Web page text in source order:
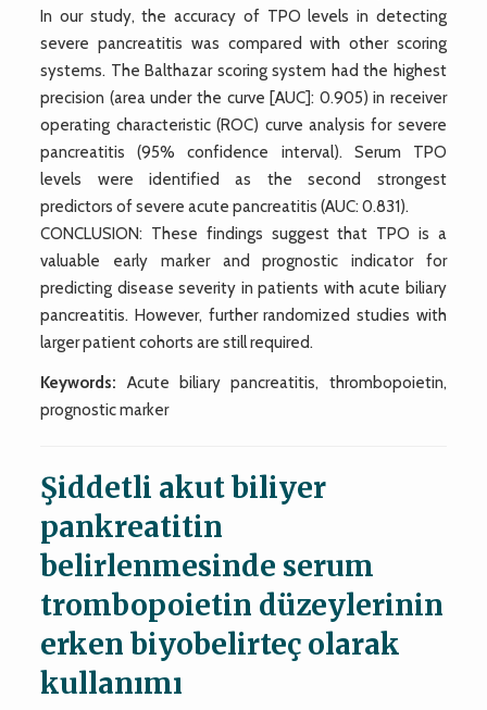
In our study, the accuracy of TPO levels in detecting
severe pancreatitis was compared with other scoring
systems. The Balthazar scoring system had the highest
precision (area under the curve [AUC]: 0.905) in receiver
operating characteristic (ROC) curve analysis for severe
pancreatitis (95% confidence interval). Serum TPO
levels were identified as the second strongest
predictors of severe acute pancreatitis (AUC: 0.831).
CONCLUSION: These findings suggest that TPO is a
valuable early marker and prognostic indicator for
predicting disease severity in patients with acute biliary
pancreatitis. However, further randomized studies with
larger patient cohorts are still required.
Keywords: Acute biliary pancreatitis, thrombopoietin,
prognostic marker
Şiddetli akut biliyer
pankreatitin
belirlenmesinde serum
trombopoietin düzeylerinin
erken biyobelirteç olarak
kullanımı